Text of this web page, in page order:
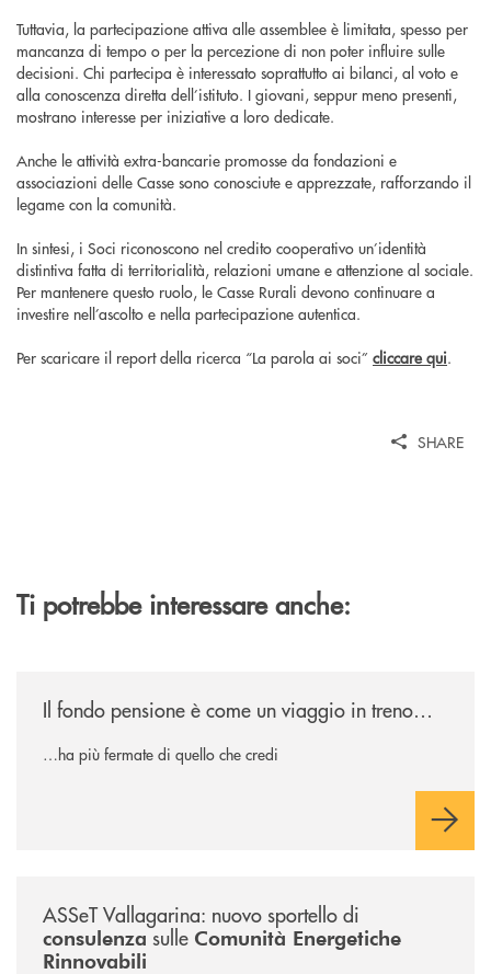
Tuttavia, la partecipazione attiva alle assemblee è limitata, spesso per
mancanza di tempo o per la percezione di non poter influire sulle
decisioni. Chi partecipa è interessato soprattutto ai bilanci, al voto e
alla conoscenza diretta dell’istituto. I giovani, seppur meno presenti,
mostrano interesse per iniziative a loro dedicate.
Anche le attività extra-bancarie promosse da fondazioni e
associazioni delle Casse sono conosciute e apprezzate, rafforzando il
legame con la comunità.
In sintesi, i Soci riconoscono nel credito cooperativo un’identità
distintiva fatta di territorialità, relazioni umane e attenzione al sociale.
Per mantenere questo ruolo, le Casse Rurali devono continuare a
investire nell’ascolto e nella partecipazione autentica.
Per scaricare il report della ricerca “La parola ai soci” cliccare qui.
SHARE
Ti potrebbe interessare anche:
Il fondo pensione è come un viaggio in treno…
…ha più fermate di quello che credi
ASSeT Vallagarina: nuovo sportello di
consulenzasulle Comunità Energetiche
Rinnovabili